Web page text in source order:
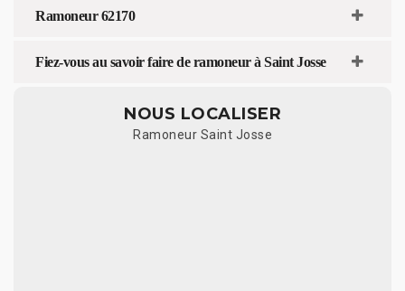
Ramoneur 62170
Fiez-vous au savoir faire de ramoneur à Saint Josse
NOUS LOCALISER
Ramoneur Saint Josse